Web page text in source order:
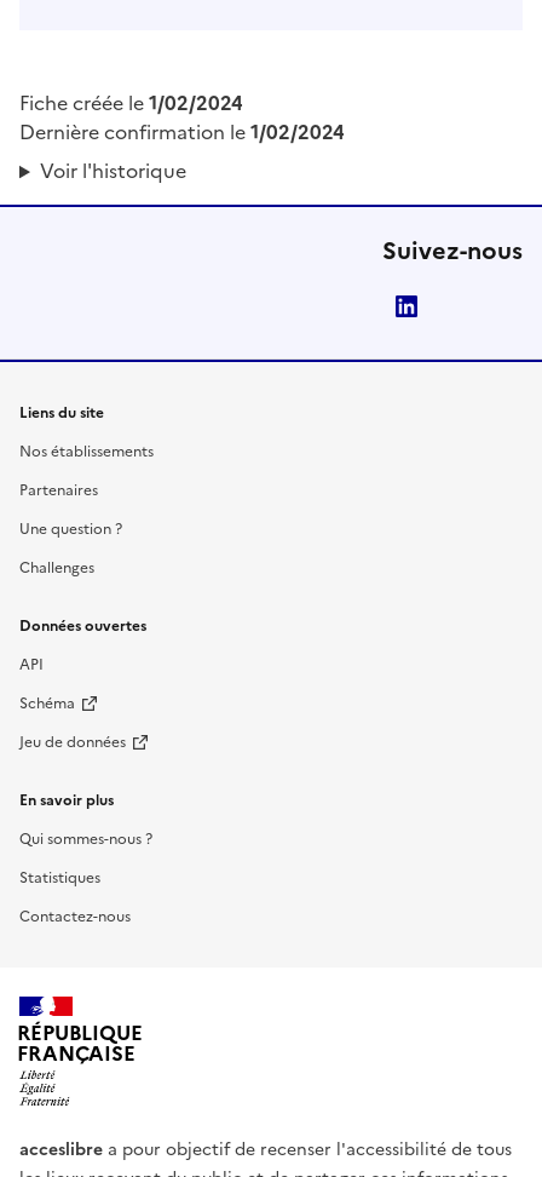
Fiche créée le1/02/2024
Dernière confirmation le1/02/2024
Voir l'historique
Suivez-nous
Liens du site
Nos établissements
Partenaires
Une question ?
Challenges
Données ouvertes
API
Schéma
Jeu de données
En savoir plus
Qui sommes-nous ?
Statistiques
Contactez-nous
RÉPUBLIQUE
FRANÇAISE
acceslibre a pour objectif de recenser l'accessibilité de tous